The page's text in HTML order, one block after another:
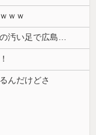
ｗｗ
左翼市民団体、広島では通用せず「人殺しの汚い足で広島の土を踏むな！」→広島県民「お前らの方が汚いんじゃ！」「ワシらが広島県民じゃ」
んだけどさ